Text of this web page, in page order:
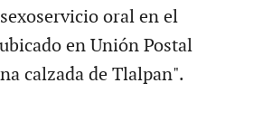
oral en el
en Unión Postal
calzada de Tlalpan".